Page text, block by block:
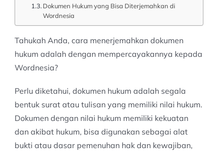
Dokumen Hukum yang Bisa Diterjemahkan di
Wordnesia
Tahukah Anda, cara menerjemahkan dokumen
hukum adalah dengan mempercayakannya kepada
Wordnesia?
Perlu diketahui, dokumen hukum adalah segala
bentuk surat atau tulisan yang memiliki nilai hukum.
Dokumen dengan nilai hukum memiliki kekuatan
dan akibat hukum, bisa digunakan sebagai alat
bukti atau dasar pemenuhan hak dan kewajiban,